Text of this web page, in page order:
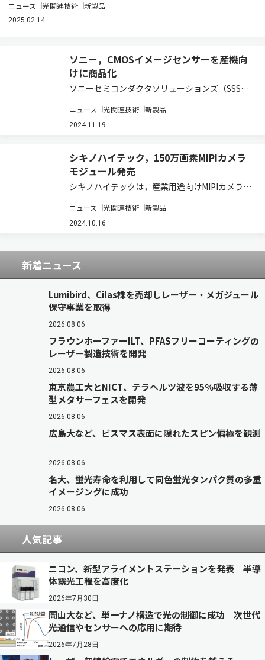
ニュース 光関連技術 新製品
2025.02.14
ソニー，CMOSイメージセンサーを産機向
けに商品化
ソニーセミコンダクタソリューションズ（SSS）
効約2,455万画素の多画素を両立する，裏面照射
型画素構造のグローバルシャッター機能を搭載し
ニュース 光関連技術 新製品
2024.11.19
シキノハイテック，150万画素MIPIカメラ
モジュール発売
シキノハイテックは，産業用途向けMIPIカメラモ
ルシャッターカメラモジュール（型番：KBCR-
S51MM）」の販売を開始すると発表した（ニュ
ニュース 光関連技術 新製品
2024.10.16
新着ニュース
Lumibird、Cilas株を売却しレーザー・メガジュール
保守事業を取得
2026.08.06
フラウンホーファーILT、PFASフリーコーティングの
レーザー製造技術を開発
2026.08.06
東京農工大とNICT、テラヘルツ波を95％吸収する薄
型メタサーフェスを開発
2026.08.06
広島大など、ビスマス表面に隠れたスピン偏極を観測
2026.08.06
名大、蛍光寿命を利用して同色蛍光タンパク質の多重
イメージングに成功
2026.08.06
人気記事
ニコン、新型アライメントステーションを発表 半導
体露光工程を高度化
2026年7月30日
岡山大など、単一ナノ構造で光の制御に成功 次世代
光通信やセンサーへの応用に期待
2026年7月28日